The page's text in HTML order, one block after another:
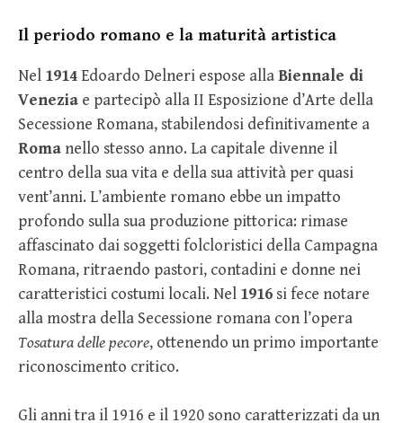
Il periodo romano e la maturità artistica
Nel 1914Edoardo Delneri espose allaBiennale di
Venezia e partecipò alla II Esposizione d’Arte della
Secessione Romana, stabilendosi definitivamente a
Roma nello stesso anno. La capitale divenne il
centro della sua vita e della sua attività per quasi
vent’anni. L’ambiente romano ebbe un impatto
profondo sulla sua produzione pittorica: rimase
affascinato dai soggetti folcloristici della Campagna
Romana, ritraendo pastori, contadini e donne nei
caratteristici costumi locali. Nel 1916 si fece notare
alla mostra della Secessione romana con l’opera
Tosatura delle pecore, ottenendo un primo importante
riconoscimento critico.
Gli anni tra il 1916 e il 1920 sono caratterizzati da un